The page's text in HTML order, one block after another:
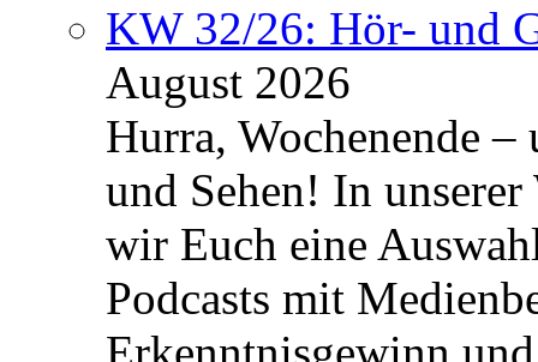
KW 32/26: Hör- und
August 2026
Hurra, Wochenende
und Sehen! In unserer
wir Euch eine
Podcasts mit
Erkenntnisgewinn